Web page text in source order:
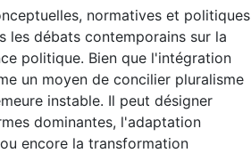
normatives et politiques
les débats contemporains sur la
politique. Bien que l'intégration
un moyen de concilier pluralisme
instable. Il peut désigner
dominantes, l'adaptation
encore la transformation